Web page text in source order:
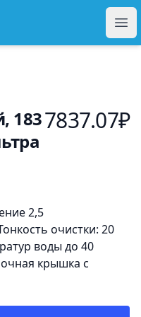
1837837.07₽
2,5
очистки: 20
воды до 40
крышка с